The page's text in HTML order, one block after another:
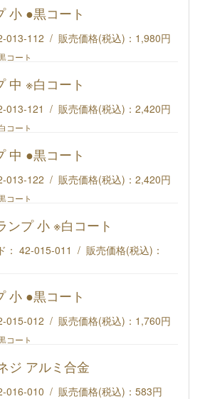
小 ●黒コート
013-112 / 販売価格(税込)： 1,980円
コート
中 ※白コート
013-121 / 販売価格(税込)： 2,420円
コート
中 ●黒コート
013-122 / 販売価格(税込)： 2,420円
コート
ンプ 小 ※白コート
： 42-015-011 / 販売価格(税込)：
小 ●黒コート
015-012 / 販売価格(税込)： 1,760円
コート
ジ アルミ合金
016-010 / 販売価格(税込)： 583円